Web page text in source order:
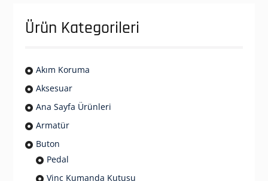
Ürün Kategorileri
Akım Koruma
Aksesuar
Ana Sayfa Ürünleri
Armatür
Buton
Pedal
Vinç Kumanda Kutusu